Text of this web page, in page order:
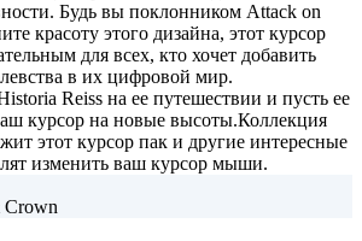
Будь вы поклонником Attack on
красоту этого дизайна, этот курсор
для всех, кто хочет добавить
в их цифровой мир.
Reiss на ее путешествии и пусть ее
курсор на новые высоты.Коллекция
этот курсор пак и другие интересные
изменить ваш курсор мыши.
Crown